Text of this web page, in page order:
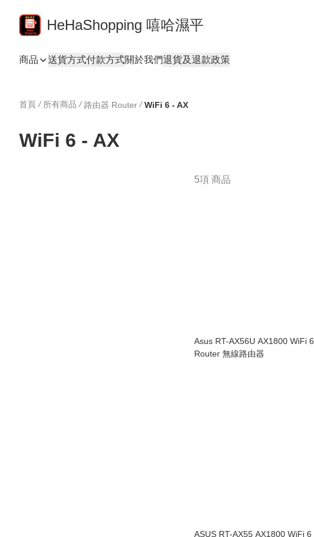
HeHaShopping 嘻哈濕平
商品 送貨方式付款方式關於我們退貨及退款政策
首頁 / 所有商品 / 路由器 Router / WiFi 6 - AX
WiFi 6 - AX
5項 商品
Asus RT-AX56U AX1800 WiFi 6
Router 無線路由器
ASUS RT-AX55 AX1800 WiFi 6